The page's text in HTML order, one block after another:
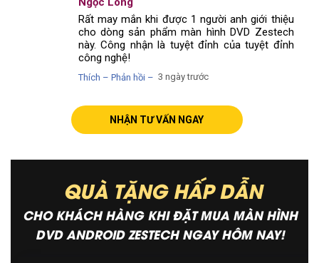
Rất may mắn khi được 1 người anh giới thiệu
cho dòng sản phẩm màn hình DVD Zestech
này. Công nhận là tuyệt đỉnh của tuyệt đỉnh
công nghệ!
Thích – Phản hồi – 3 ngày trước
NHẬN TƯ VẤN NGAY
QUÀ TẶNG HẤP DẪN
CHO KHÁCH HÀNG KHI ĐẶT MUA MÀN HÌNH
DVD ANDROID ZESTECH NGAY HÔM NAY!